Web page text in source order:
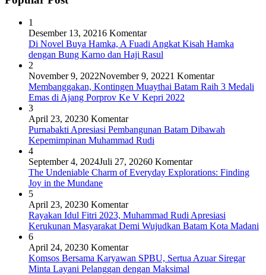
1
Desember 13, 20216 Komentar
Di Novel Buya Hamka, A Fuadi Angkat Kisah Hamka
dengan Bung Karno dan Haji Rasul
2
November 9, 2022November 9, 20221 Komentar
Membanggakan, Kontingen Muaythai Batam Raih 3 Medali
Emas di Ajang Porprov Ke V Kepri 2022
3
April 23, 20230 Komentar
Purnabakti Apresiasi Pembangunan Batam Dibawah
Kepemimpinan Muhammad Rudi
4
September 4, 2024Juli 27, 20260 Komentar
The Undeniable Charm of Everyday Explorations: Finding
Joy in the Mundane
5
April 23, 20230 Komentar
Rayakan Idul Fitri 2023, Muhammad Rudi Apresiasi
Kerukunan Masyarakat Demi Wujudkan Batam Kota Madani
6
April 24, 20230 Komentar
Komsos Bersama Karyawan SPBU, Sertua Azuar Siregar
Minta Layani Pelanggan dengan Maksimal